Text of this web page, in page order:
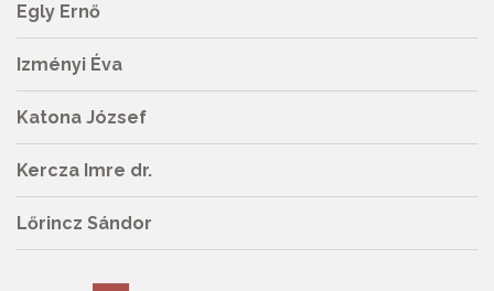
Egly Ernő
Izményi Éva
Katona József
Kercza Imre dr.
Lőrincz Sándor